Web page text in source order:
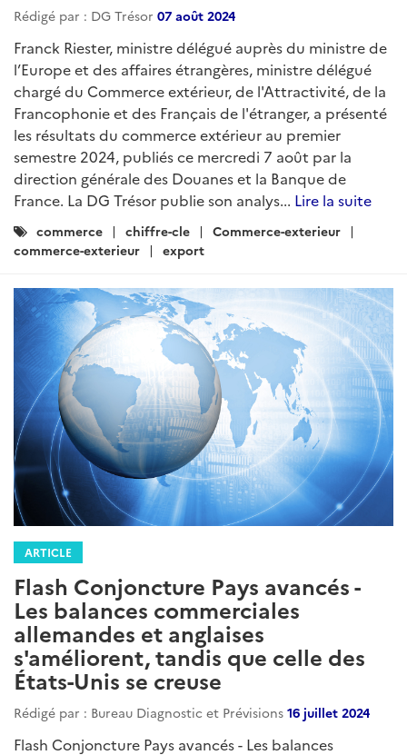
Rédigé par : DG Trésor 07 août 2024
Franck Riester, ministre délégué auprès du ministre de
l’Europe et des affaires étrangères, ministre délégué
chargé du Commerce extérieur, de l'Attractivité, de la
Francophonie et des Français de l'étranger, a présenté
les résultats du commerce extérieur au premier
semestre 2024, publiés ce mercredi 7 août par la
direction générale des Douanes et la Banque de
France. La DG Trésor publie son analys... Lire la suite
Catégories
:
commerce chiffre-cle
Commerce-exterieur
commerce-exterieur
export
ARTICLE
Flash Conjoncture Pays avancés -
Les balances commerciales
allemandes et anglaises
s'améliorent, tandis que celle des
États-Unis se creuse
Rédigé par : Bureau Diagnostic et Prévisions 16 juillet 2024
Flash Conjoncture Pays avancés - Les balances